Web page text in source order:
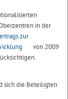
in der
zur
von 2009
sich die Beteiligten